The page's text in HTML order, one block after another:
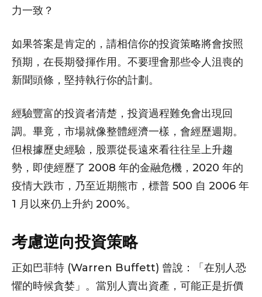
力一致？
如果答案是肯定的，請相信你的投資策略將會按照
預期，在長期發揮作用。不要理會那些令人沮喪的
新聞頭條，堅持執行你的計劃。
經驗豐富的投資者清楚，投資過程難免會出現回
調。畢竟，市場就像整體經濟一樣，會經歷週期。
但根據歷史經驗，股票從長遠來看往往呈上升趨
勢，即使經歷了 2008 年的金融危機，2020 年的
疫情大跌市，乃至近期熊市，標普 500 自 2006 年
1 月以來仍上升約 200%。
考慮逆向投資策略
正如巴菲特 (Warren Buffett) 曾說：「在別人恐
懼的時候貪婪」。當別人賣出資產，可能正是折價